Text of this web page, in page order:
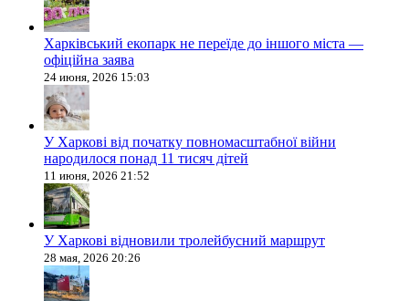
Харківський екопарк не переїде до іншого міста —
офіційна заява
24 июня, 2026 15:03
У Харкові від початку повномасштабної війни
народилося понад 11 тисяч дітей
11 июня, 2026 21:52
У Харкові відновили тролейбусний маршрут
28 мая, 2026 20:26